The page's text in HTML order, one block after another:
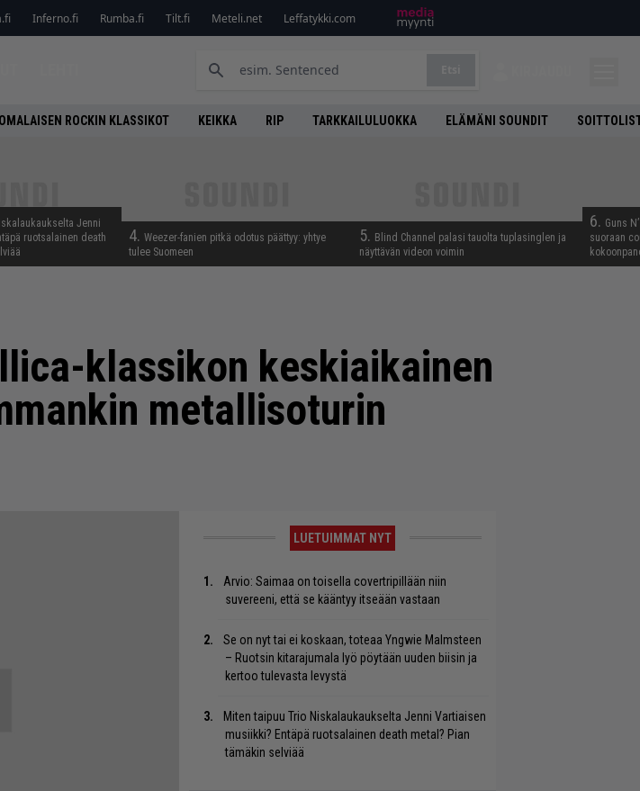
Inferno.fi Rumba.fi Tilt.fi Meteli.net Leffatykki.com
ROCKIN KLASSIKOT KEIKKA RIP TARKKAILULUOKKA ELÄMÄNI SOUNDIT
Jenni
ruotsalainen death
4. Weezer-fanien pitkä odotus päättyy: yhtye
tulee Suomeen
5. Blind Channel palasi tauolta tuplasinglen ja
näyttävän videon voimin
6. Guns
suoraan
klassikon keskiaikainen
metallisoturin
LUETUIMMAT NYT
Arvio: Saimaa on toisella covertripillään niin
suvereeni, että se kääntyy itseään vastaan
Se on nyt tai ei koskaan, toteaa Yngwie Malmsteen
– Ruotsin kitarajumala lyö pöytään uuden biisin ja
kertoo tulevasta levystä
Miten taipuu Trio Niskalaukaukselta Jenni Vartiaisen
musiikki? Entäpä ruotsalainen death metal? Pian
tämäkin selviää